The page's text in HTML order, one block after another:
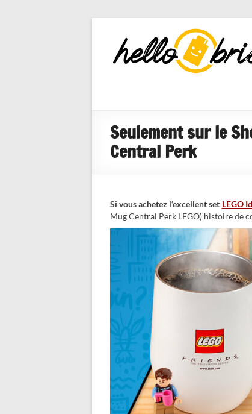
HelloBricks
Blog LEGO,
nouveaut�s
Seulement sur le
Central Perk
Si vous achetez l’excellent set LEGO
Mug Central Perk LEGO) histoire de